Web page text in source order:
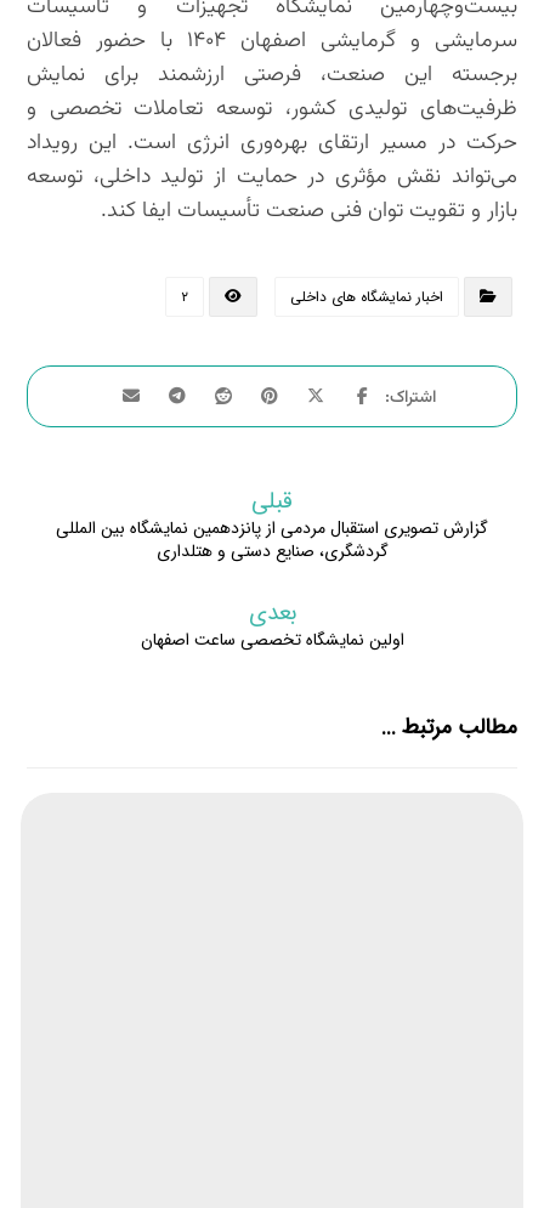
بیست‌وچهارمین نمایشگاه تجهیزات و تأسیسات
سرمایشی و گرمایشی اصفهان ۱۴۰۴ با حضور فعالان
برجسته این صنعت، فرصتی ارزشمند برای نمایش
ظرفیت‌های تولیدی کشور، توسعه تعاملات تخصصی و
حرکت در مسیر ارتقای بهره‌وری انرژی است. این رویداد
می‌تواند نقش مؤثری در حمایت از تولید داخلی، توسعه
بازار و تقویت توان فنی صنعت تأسیسات ایفا کند.
اخبار نمایشگاه های داخلی ۲
قبلی
گزارش تصویری استقبال مردمی از پانزدهمین نمایشگاه بین المللی
گردشگری، صنایع دستی و هتلداری
بعدی
اولین نمایشگاه تخصصی ساعت اصفهان
مطالب مرتبط ...